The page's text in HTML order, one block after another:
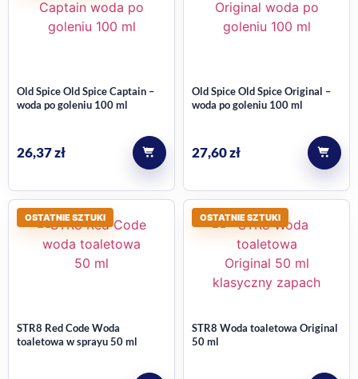
Old Spice Old Spice Captain –
woda po goleniu 100 ml
26,37zł
Old Spice Old Spice Original –
woda po goleniu 100 ml
27,60zł
OSTATNIE SZTUKI
STR8 Red Code Woda
toaletowa w sprayu 50 ml
OSTATNIE SZTUKI
STR8 Woda toaletowa Original
50 ml